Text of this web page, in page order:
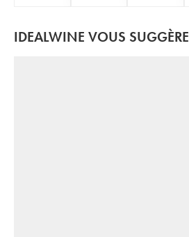
IDEALWINE VOUS SUGGÈRE